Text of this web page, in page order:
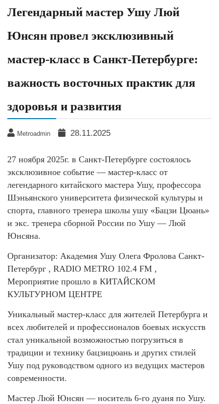
Легендарный мастер Ушу Люй
Юнсян провел эксклюзивный
мастер-класс в Санкт-Петербурге:
важность восточных практик для
здоровья и развития
Metroadmin 28.11.2025
27 ноября 2025г. в Санкт-Петербурге состоялось
эксклюзивное событие — мастер-класс от
легендарного китайского мастера Ушу, профессора
Шэньянского университета физической культуры и
спорта, главного тренера школы ушу «Бацзи Цюань»
и экс. тренера сборной России по Ушу — Люй
Юнсяна.
Организатор: Академия Ушу Олега Фролова Санкт-
Петербург , RADIO METRO 102.4 FM ,
Мероприятие прошло в КИТАЙСКОМ
КУЛЬТУРНОМ ЦЕНТРЕ
Уникальный мастер-класс для жителей Петербурга и
всех любителей и профессионалов боевых искусств
стал уникальной возможностью погрузиться в
традиции и технику бацзицюань и других стилей
Ушу под руководством одного из ведущих мастеров
современности.
Мастер Люй Юнсян — носитель 6-го дуаня по Ушу.